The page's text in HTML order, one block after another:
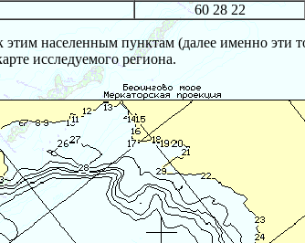
60 28 22
населенным пунктам (далее именно
исследуемого региона.